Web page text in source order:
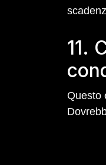
11.
Questo